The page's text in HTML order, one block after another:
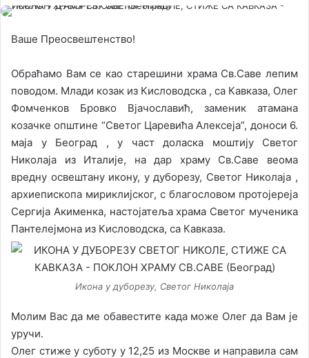
n
X
m
a
i
Ваше Преосвештенство!
Обраћамо Вам се као старешини храма Св.Саве лепим
поводом. Млади козак из Кисловодска , са Кавказа, Олег
Фомченков Бровко Вјачославић, заменик атамана
козачке општине “Светог Царевића Алексеја”, доноси 6.
маја у Београд , у част доласка моштију Светог
Николаја из Италије, на дар храму Св.Саве веома
вредну освештану икону, у дуборезу, Светог Николаја ,
архиепископа мириклијског, с благословом протојереја
Сергија Акименка, настојатеља храма Светог мученика
Пантелејмона из Кисловодска, са Кавказа.
Икона у дуборезу, Светог Николаја
Молим Вас да ме обавестите када може Олег да Вам је
уручи.
Олег стиже у суботу у 12,25 из Москве и направила сам